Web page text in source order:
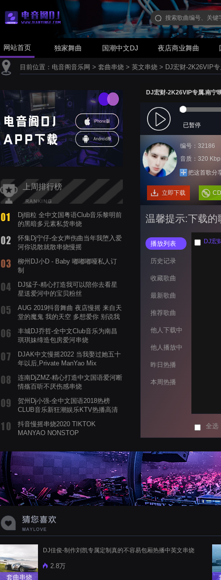
网站首页 独家舞曲 国潮中文DJ 夜店商业舞曲
目前位置： 电音阁音乐网 > 套曲串烧 > 英文串烧 > DJ宏财-2K26VIP
上周排行榜
Dj细粒 全中文国粤语Club音乐黎明前
的黑暗多元素私货串烧
怀集Dj宁仔-全女声伤曲当年我堕入爱
河你说散就散串烧慢摇
柳州DJ小D - Baby 嘟嘟嘟哑私人订
制
DJ猛子-精心打造我可以陪你去看星
星送爱河中的宝贝粉丝
AUG 2019抖音舞曲 夜店慢摇 来自天
堂的魔鬼 我的天空 多想爱你 别说我
丰城DJ乔哲-全中文Club音乐为南昌
琪琪妹缔造包房爱河串烧
DJAK中文慢摇2022 当我娶过她五十
年以后,Private ManYao Mix
连南DjZMZ-精心打造中文国语爱河断
情殇百听不厌伤感串烧
贺州Dj小强-全中文国语2018热榜
CLUB音乐新狂潮娱乐KTV热播高清
抖音慢摇串烧2020 TIKTOK
MANYAO NONSTOP
蝉爸爸妈妈爱存在夏天的风是想你的
声音啊
DJ宏财-2K26VIP专属.南宁
已暂停
编号：32186
音质：320
把这首歌分
立即下载
温馨提示:下载的
播放列表
历史记录
收藏歌曲
最新歌曲
推荐歌曲
他人下载中
他人播放中
昨日热播
本周热播
DJ宏
全选
套曲串烧
DJ佳俊-制作刘凯专属定制真的不容易包厢热播中英文串烧
2.8万